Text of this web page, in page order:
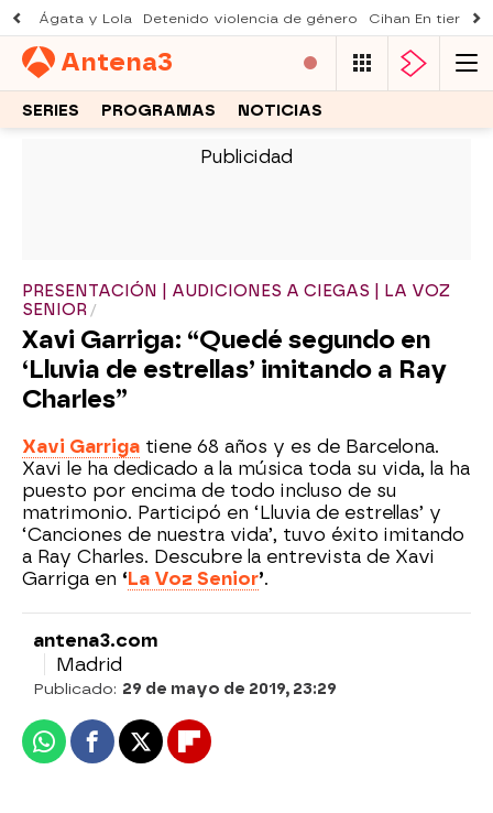
Ágata y Lola Detenido violencia de género Cihan En tierra
Antena3
SERIES PROGRAMAS NOTICIAS
PRESENTACIÓN | AUDICIONES A CIEGAS | LA VOZ
SENIOR
Xavi Garriga: “Quedé segundo en
‘Lluvia de estrellas’ imitando a Ray
Charles”
Xavi Garriga tiene 68 años y es de Barcelona.
Xavi le ha dedicado a la música toda su vida, la ha
puesto por encima de todo incluso de su
matrimonio. Participó en ‘Lluvia de estrellas’ y
‘Canciones de nuestra vida’, tuvo éxito imitando
a Ray Charles. Descubre la entrevista de Xavi
Garriga en ‘La Voz Senior’.
antena3.com
Madrid
Publicado: 29 de mayo de 2019, 23:29
WhatsappFacebook
X Flipboard